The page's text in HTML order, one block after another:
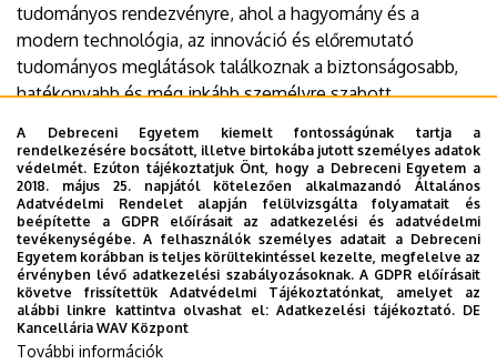
tudományos rendezvényre, ahol a hagyomány és a
modern technológia, az innováció és előremutató
tudományos meglátások találkoznak a biztonságosabb,
hatékonyabb és még inkább személyre szabott
Időpont: 2025. július 10., csütörtök 10-13 között
Helyszín:Élettudományi Központ, 8-9. előadóterem
A részvétel ingyenes, de regisztrációhoz kötött.
Regisztráció: https://regisztracio.unideb.hu/en/doctor-
honoris-causa-symposium
A Debreceni Egyetem kiemelt fontosságúnak tartja a
rendelkezésére bocsátott, illetve birtokába jutott személyes adatok
védelmét. Ezúton tájékoztatjuk Önt, hogy a Debreceni Egyetem a
2018. május 25. napjától kötelezően alkalmazandó Általános
Adatvédelmi Rendelet alapján felülvizsgálta folyamatait és
beépítette a GDPR előírásait az adatkezelési és adatvédelmi
tevékenységébe. A felhasználók személyes adatait a Debreceni
Egyetem korábban is teljes körültekintéssel kezelte, megfelelve az
érvényben lévő adatkezelési szabályozásoknak. A GDPR előírásait
követve frissítettük Adatvédelmi Tájékoztatónkat, amelyet az
alábbi linkre kattintva olvashat el:Adatkezelési tájékoztató. DE
Kancellária WAV Központ
További információk